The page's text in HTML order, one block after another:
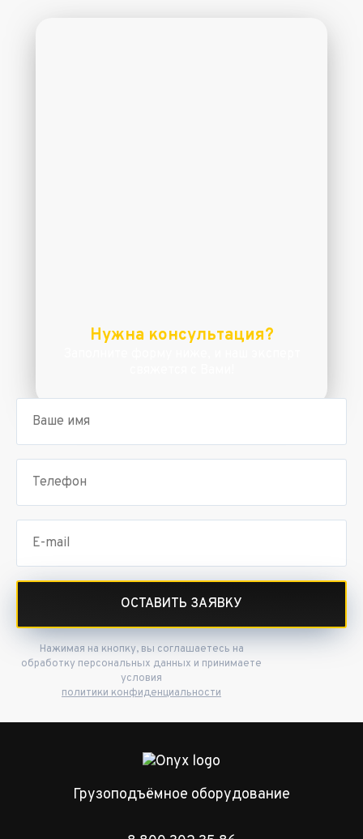
Нужна консультация?
ОСТАВИТЬ ЗАЯВКУ
Нажимая на кнопку, вы соглашаетесь на
обработку персональных данных и принимаете
условия
политики конфиденциальности
Грузоподъёмное оборудование